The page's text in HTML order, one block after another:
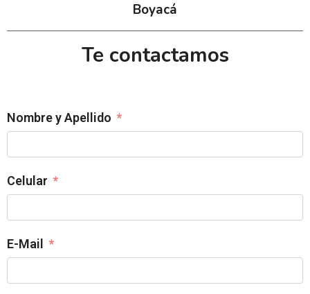
Boyacá
Te contactamos
Nombre y Apellido
Celular
E-Mail